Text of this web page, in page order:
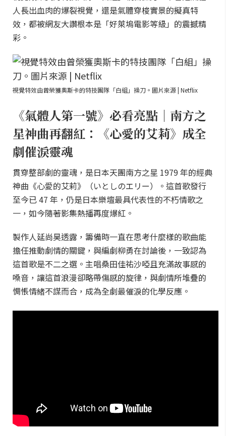
人長出血肉的爆裂視覺，還是氣體穿梭實景的擬真特
效，都被網友大讚根本是「好萊塢電影等級」的震撼精
彩。
視覺特效由曾榮獲奧斯卡的特技團隊「白組」操刀。圖片來源 | Netflix
《氣體人第一號》必看亮點｜南方之
星神曲再翻紅：《心愛的艾莉》成全
劇催淚靈魂
貫穿整部劇的靈魂，是日本天團南方之星 1979 年的經典
神曲《心愛的艾莉》（いとしのエリー）。這首歌發行
至今已 47 年，仍是日本樂壇最具代表性的不朽情歌之
一，如今隨著影集熱播再度爆紅。
製作人延尚昊透露，籌備時一直在思考什麼樣的歌曲能
擔任推動劇情的關鍵，與編劇柳勇在討論後，一致認為
這首歌是不二之選。主唱桑田佳祐沙啞且充滿故事感的
嗓音，讓這首浪漫卻略帶傷感的旋律，與劇情所堆疊的
惆悵情緒不謀而合，成為全劇最催淚的化學反應。